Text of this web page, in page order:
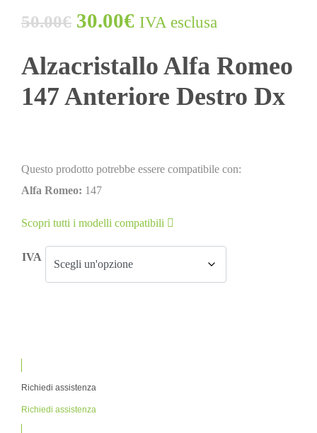
50.00€ 30.00€ IVA esclusa
Alzacristallo Alfa Romeo
147 Anteriore Destro Dx
Questo prodotto potrebbe essere compatibile con:
Alfa Romeo: 147
Scopri tutti i modelli compatibili
IVA
Richiedi assistenza
Richiedi assistenza